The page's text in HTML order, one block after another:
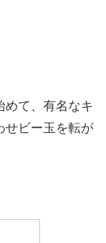
めて、有名なキ
せビー玉を転が